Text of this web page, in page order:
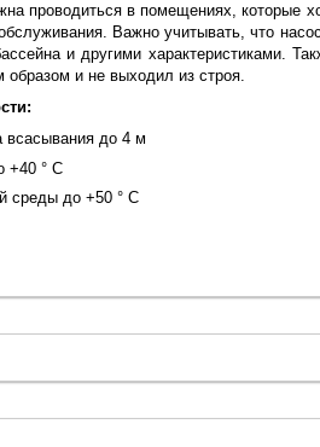
проводиться в помещениях,
Важно учитывать, что
и другими характеристиками.
и не выходил из строя.
всасывания до 4 м
+40 ° С
среды до +50 ° С